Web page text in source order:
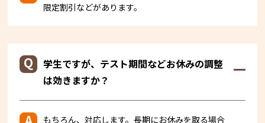
限定割引などがあります。
学生ですが、テスト期間などお休みの調整
は効きますか？
もちろん、対応します。長期にお休みを取る場合